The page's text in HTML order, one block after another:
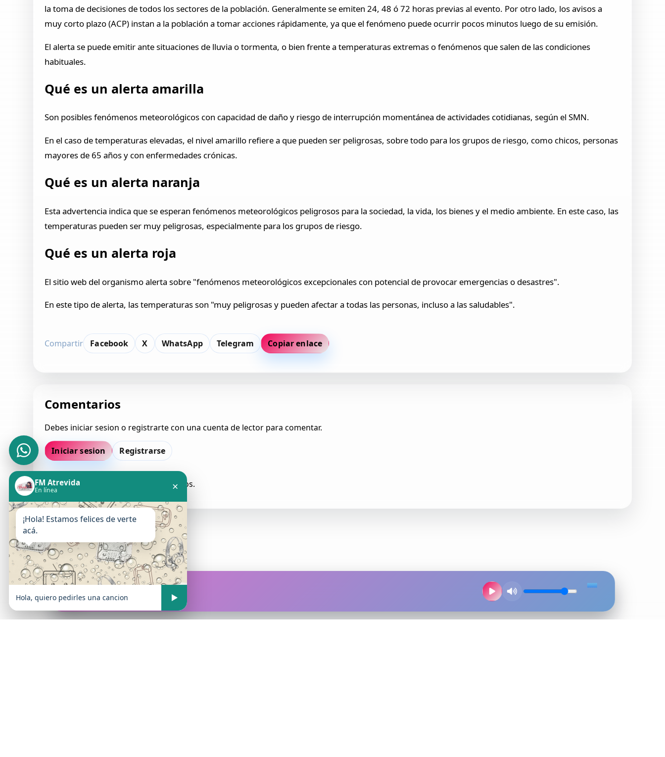
la toma de decisiones de todos los sectores de la población. Generalmente se emiten 24, 48 ó 72 horas previas al evento. Por otro lado, los avisos a
muy corto plazo (ACP) instan a la población a tomar acciones rápidamente, ya que el fenómeno puede ocurrir pocos minutos luego de su emisión.
El alerta se puede emitir ante situaciones de lluvia o tormenta, o bien frente a temperaturas extremas o fenómenos que salen de las condiciones
habituales.
Qué es un alerta amarilla
Son posibles fenómenos meteorológicos con capacidad de daño y riesgo de interrupción momentánea de actividades cotidianas, según el SMN.
En el caso de temperaturas elevadas, el nivel amarillo refiere a que pueden ser peligrosas, sobre todo para los grupos de riesgo, como chicos, personas
mayores de 65 años y con enfermedades crónicas.
Qué es un alerta naranja
Esta advertencia indica que se esperan fenómenos meteorológicos peligrosos para la sociedad, la vida, los bienes y el medio ambiente. En este caso, las
temperaturas pueden ser muy peligrosas, especialmente para los grupos de riesgo.
Qué es un alerta roja
El sitio web del organismo alerta sobre "fenómenos meteorológicos excepcionales con potencial de provocar emergencias o desastres".
En este tipo de alerta, las temperaturas son "muy peligrosas y pueden afectar a todas las personas, incluso a las saludables".
Compartir Facebook X WhatsApp Telegram Copiar enlace
Comentarios
Debes iniciar sesion o registrarte con una cuenta de lector para comentar.
Iniciar sesion Registrarse
Todavia no hay comentarios aprobados.
FM Atrevida
En vivo
FM Atrevida
En línea ×
¡Hola! Estamos felices de verte
acá.